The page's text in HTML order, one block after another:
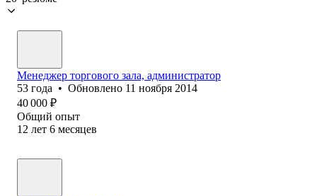
Менеджер торгового зала, администратор
53 года • Обновлено 11 ноября 2014
40 000 ₽
Общий опыт
12 лет 6 месяцев